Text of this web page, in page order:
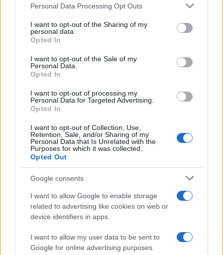
Please note that this website/app uses one or more Google
not limited to your visit or usage behaviour. You may click to
grant or deny consent to Google and its third-party tags to
use your data for below specified purposes in below Google
consent section.
Personal Data Processing Opt Outs
I want to opt-out of the Sharing of my
personal data.
Opted In
I want to opt-out of the Sale of my
Personal Data.
Opted In
I want to opt-out of processing my
Personal Data for Targeted Advertising.
Opted In
I want to opt-out of Collection, Use,
Retention, Sale, and/or Sharing of my
Personal Data that Is Unrelated with the
Purposes for which it was collected.
Opted Out
Google consents
I want to allow Google to enable storage
related to advertising like cookies on web or
device identifiers in apps.
I want to allow my user data to be sent to
Google for online advertising purposes.
Πιο δημοφιλή
Ποιες περιοχές βρίσκονται στο επίκεντρο
και μέχρι πότε θα κρατήσουν τα μελτέμια
Ελλάδα – Ενισχυμένα μελτέμια έως 8
μποφόρ στο Αιγαίο μέχρι
Δεκαπενταύγουστο
Ο Γιώργος Κούτσιας έκανε ντεμπούτο με
γκολ για τη Φαμαλικάο στην Πορτογαλία
Ίση με 6 βόμβες Χιροσίμα η ενέργεια που
απελευθερώθηκε από τη mega fire σε
Αττική και Βοιωτία - Πώς κάηκε μέσα σε 2
βράδια το 55% της έκτασης
Η FIFA απάντησε στις καταγγελίες για την
ερωμένη του Ινφαντίνο: «Κατηγορηματικά
αναληθείς και δυσφημιστικοί οι ισχυρισμοί»
Πιο σχολιασμένα